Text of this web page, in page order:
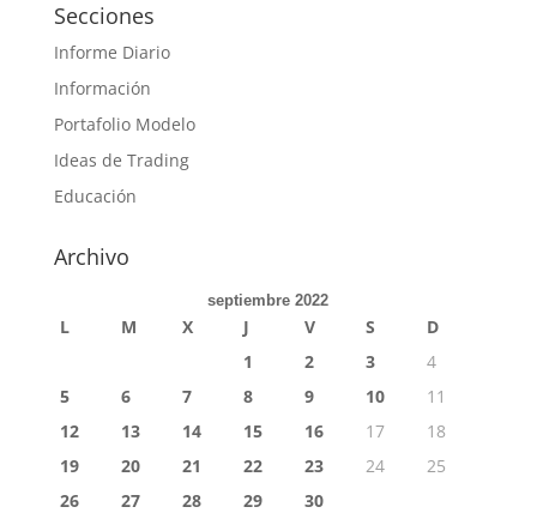
Secciones
Informe Diario
Información
Portafolio Modelo
Ideas de Trading
Educación
Archivo
septiembre 2022
L M X J V S
D
1
2 3
4
5
6 7 8 9 10
11
12
13 14 15 16 17
18
19
20 21 22 23 24
25
26
27 28 29
30